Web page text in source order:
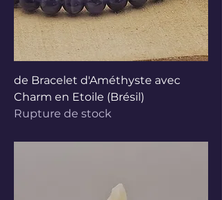
de Bracelet d'Améthyste avec
Charm en Etoile (Brésil)
Rupture de stock